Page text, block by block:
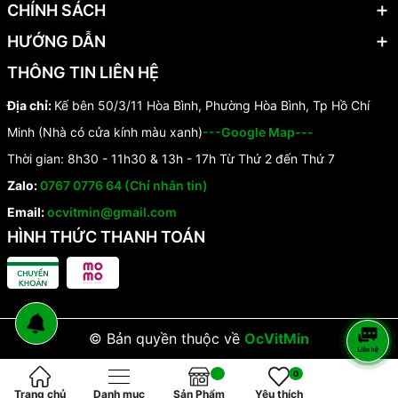
CHÍNH SÁCH
HƯỚNG DẪN
THÔNG TIN LIÊN HỆ
Địa chỉ: Kế bên 50/3/11 Hòa Bình, Phường Hòa Bình, Tp Hồ Chí
Minh (Nhà có cửa kính màu xanh)---Google Map---
Thời gian: 8h30 - 11h30 & 13h - 17h Từ Thứ 2 đến Thứ 7
Zalo:0767 0776 64 (Chỉ nhắn tin)
Email:ocvitmin@gmail.com
HÌNH THỨC THANH TOÁN
© Bản quyền thuộc về OcVitMin
Trang chủ Danh mục Sản Phẩm
0
Yêu thích